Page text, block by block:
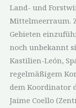
Land- und
Mittelmeerraum.
Gebieten
noch unbekannt
Kastilien-León,
regelmäßigem
dem Koordinator
Jaime Coello